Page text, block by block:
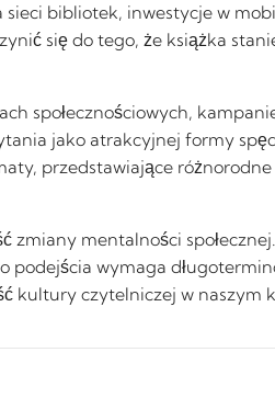
bibliotek, inwestycje w
się do tego, że książka
społecznościowych,
jako atrakcyjnej formy
przedstawiające
zmiany mentalności
wymaga
kultury czytelniczej w naszym